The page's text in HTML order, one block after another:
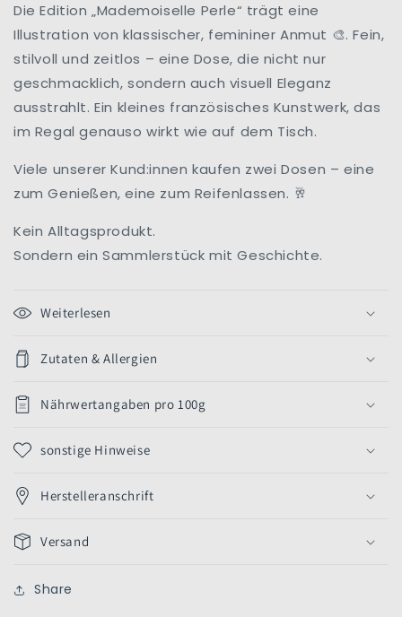
Die Edition „Mademoiselle Perle“ trägt eine
Illustration von klassischer, femininer Anmut 🎨. Fein,
stilvoll und zeitlos – eine Dose, die nicht nur
geschmacklich, sondern auch visuell Eleganz
ausstrahlt. Ein kleines französisches Kunstwerk, das
im Regal genauso wirkt wie auf dem Tisch.
Viele unserer Kund:innen kaufen zwei Dosen – eine
zum Genießen, eine zum Reifenlassen. 🥂
Kein Alltagsprodukt.
Sondern ein Sammlerstück mit Geschichte.
Weiterlesen
Zutaten & Allergien
Nährwertangaben pro 100g
sonstige Hinweise
Herstelleranschrift
Versand
Share